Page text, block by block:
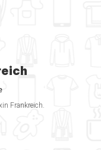
Frankreich.